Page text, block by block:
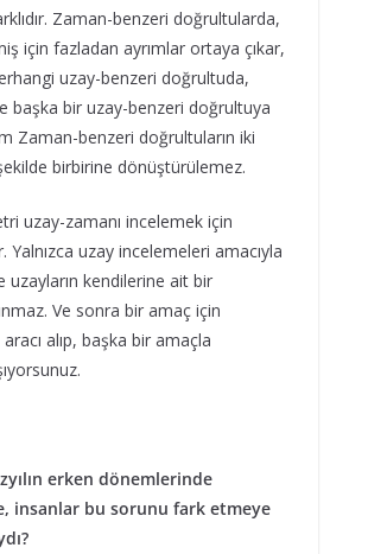
Zaman-benzeri doğrultularda,
için fazladan ayrımlar ortaya çıkar,
uzay-benzeri doğrultuda,
başka bir uzay-benzeri doğrultuya
Zaman-benzeri doğrultuların iki
şekilde birbirine dönüştürülemez.
uzay-zamanı incelemek için
Yalnızca uzay incelemeleri amacıyla
uzayların kendilerine ait bir
Ve sonra bir amaç için
alıp, başka bir amaçla
erken dönemlerinde
insanlar bu sorunu fark etmeye